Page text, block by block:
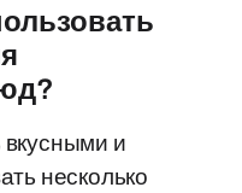
и
несколько